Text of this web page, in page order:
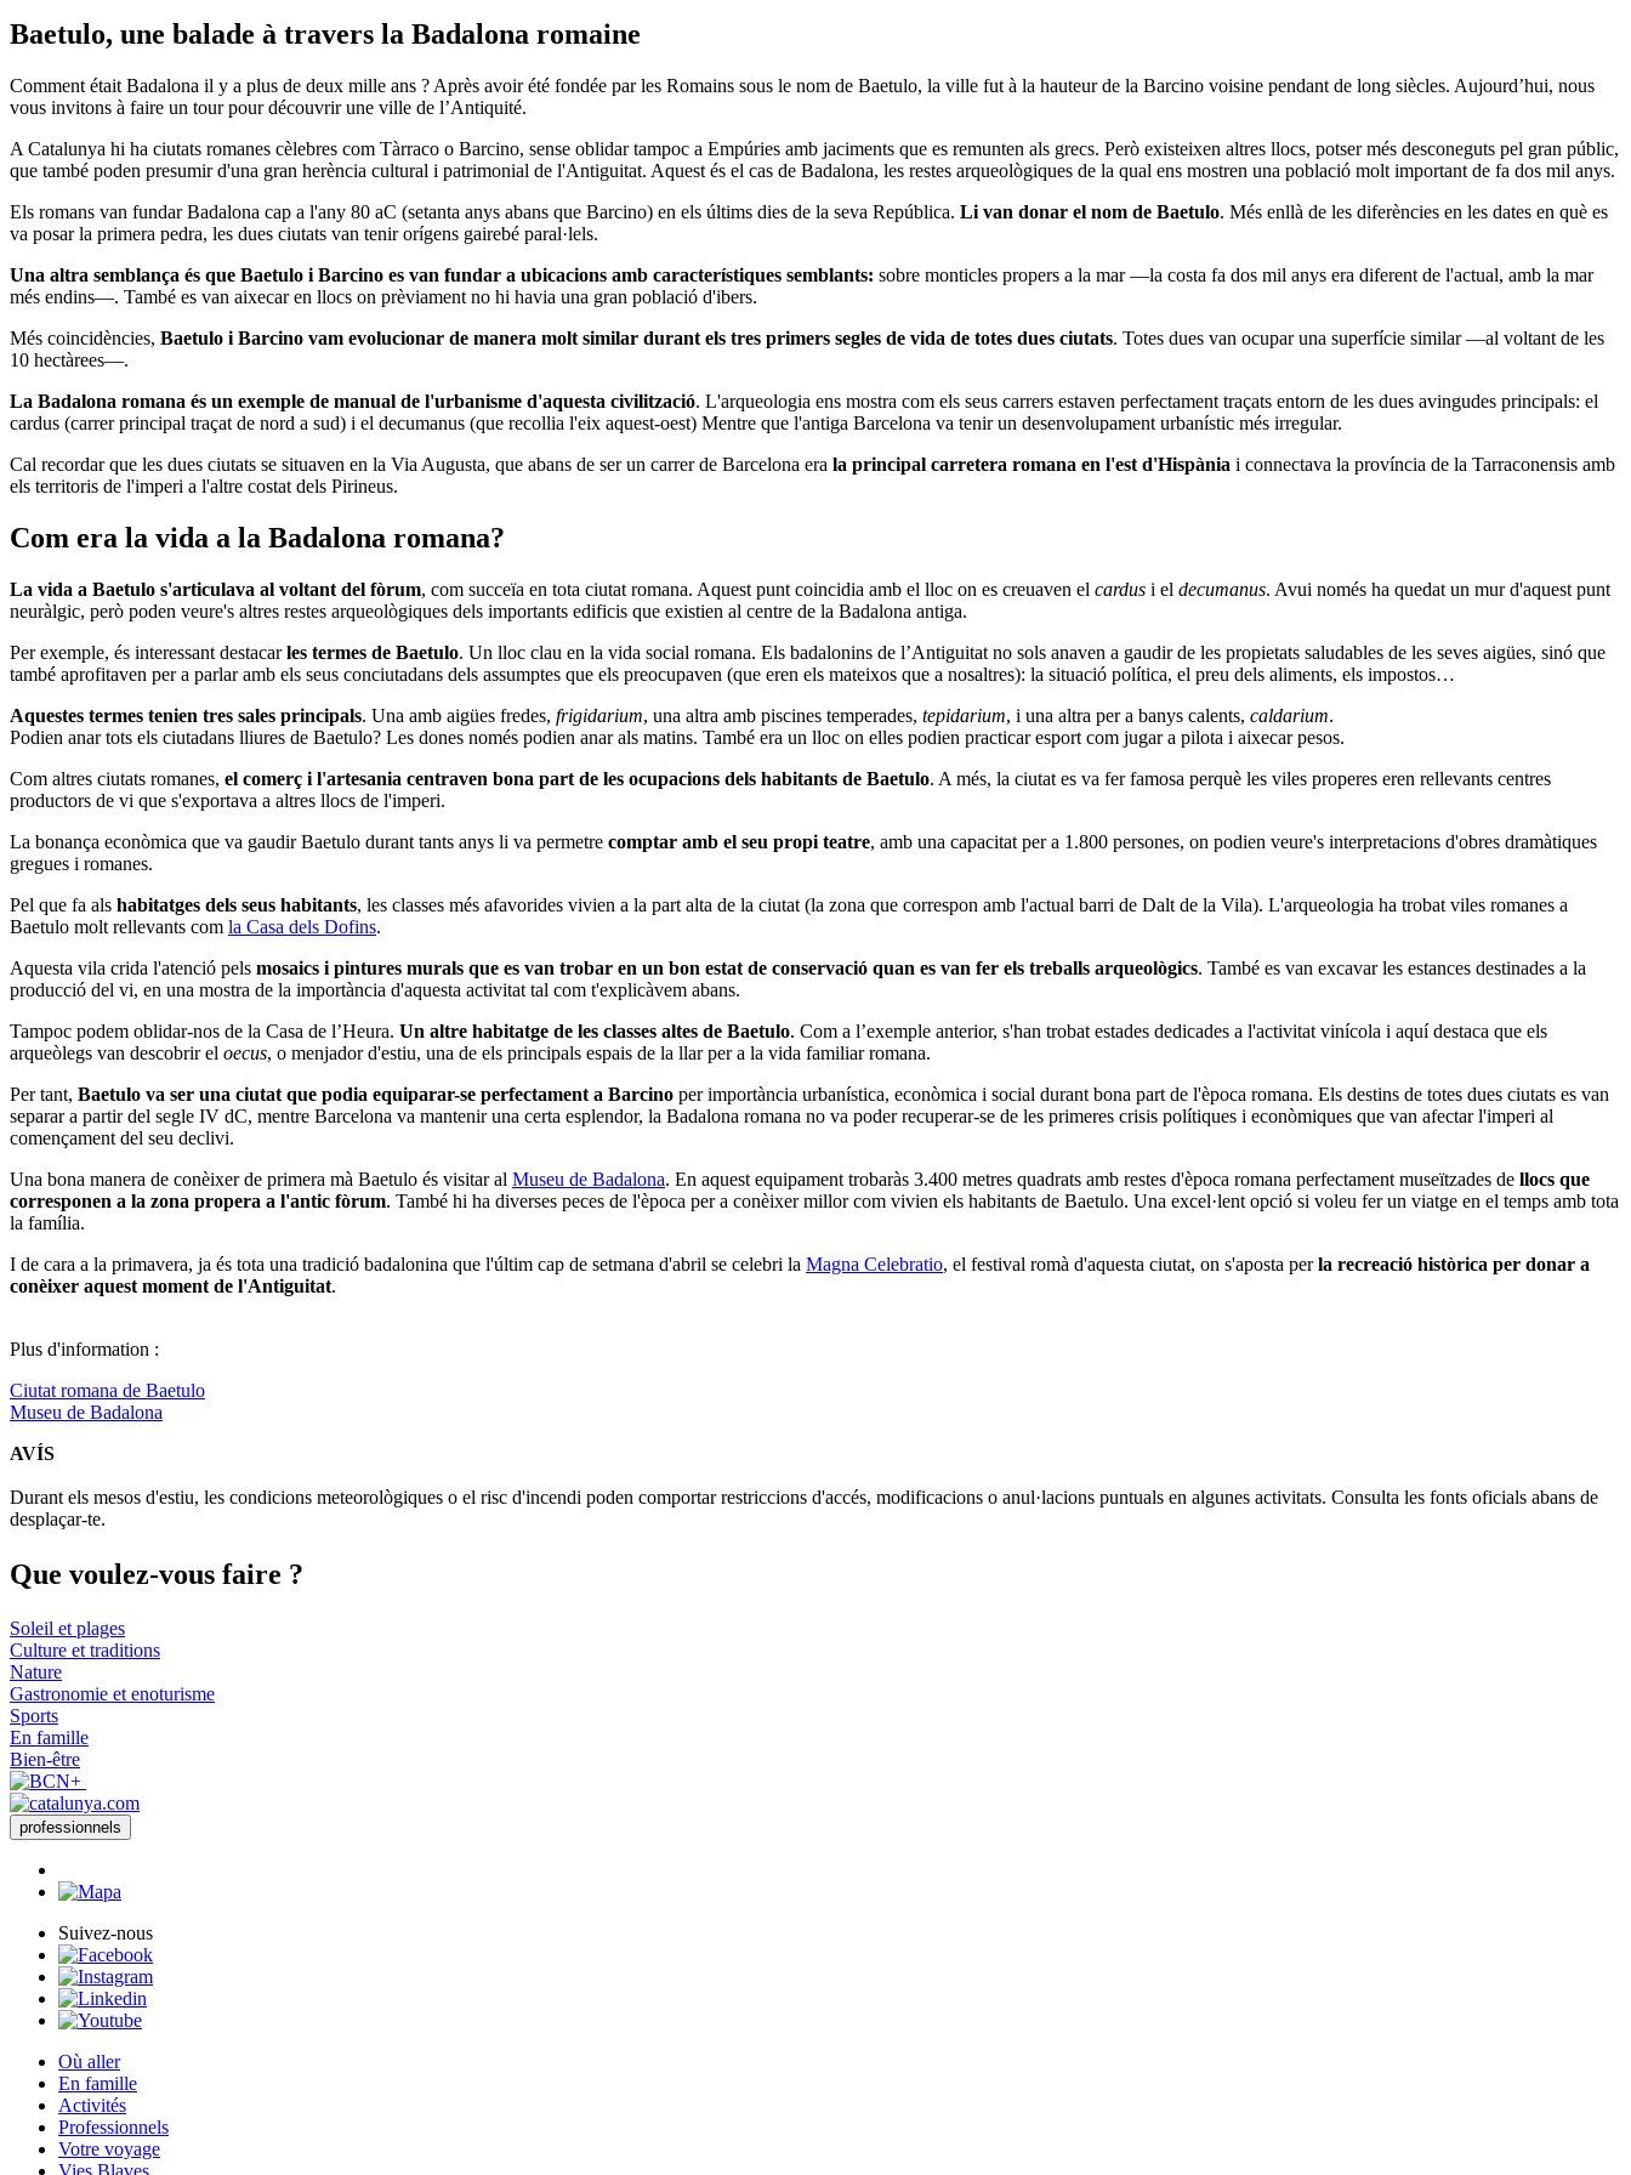
Baetulo, une balade à travers la Badalona romaine
Comment était Badalona il y a plus de deux mille ans ? Après avoir été fondée par les Romains sous le nom de Baetulo, la ville fut à la hauteur de la Barcino voisine pendant de long siècles. Aujourd’hui, nous
vous invitons à faire un tour pour découvrir une ville de l’Antiquité.
A Catalunya hi ha ciutats romanes cèlebres com Tàrraco o Barcino, sense oblidar tampoc a Empúries amb jaciments que es remunten als grecs. Però existeixen altres llocs, potser més desconeguts pel gran públic,
que també poden presumir d'una gran herència cultural i patrimonial de l'Antiguitat. Aquest és el cas de Badalona, les restes arqueològiques de la qual ens mostren una població molt important de fa dos mil anys.
Els romans van fundar Badalona cap a l'any 80 aC (setanta anys abans que Barcino) en els últims dies de la seva República. Li van donar el nom de Baetulo. Més enllà de les diferències en les dates en què es
va posar la primera pedra, les dues ciutats van tenir orígens gairebé paral·lels.
Una altra semblança és que Baetulo i Barcino es van fundar a ubicacions amb característiques semblants: sobre monticles propers a la mar —la costa fa dos mil anys era diferent de l'actual, amb la mar
més endins—. També es van aixecar en llocs on prèviament no hi havia una gran població d'ibers.
Més coincidències, Baetulo i Barcino vam evolucionar de manera molt similar durant els tres primers segles de vida de totes dues ciutats. Totes dues van ocupar una superfície similar —al voltant de les
10 hectàrees—.
La Badalona romana és un exemple de manual de l'urbanisme d'aquesta civilització. L'arqueologia ens mostra com els seus carrers estaven perfectament traçats entorn de les dues avingudes principals: el
cardus (carrer principal traçat de nord a sud) i el decumanus (que recollia l'eix aquest-oest) Mentre que l'antiga Barcelona va tenir un desenvolupament urbanístic més irregular.
Cal recordar que les dues ciutats se situaven en la Via Augusta, que abans de ser un carrer de Barcelona era la principal carretera romana en l'est d'Hispània i connectava la província de la Tarraconensis amb
els territoris de l'imperi a l'altre costat dels Pirineus.
Com era la vida a la Badalona romana?
La vida a Baetulo s'articulava al voltant del fòrum, com succeïa en tota ciutat romana. Aquest punt coincidia amb el lloc on es creuaven el cardus i el decumanus. Avui només ha quedat un mur d'aquest punt
neuràlgic, però poden veure's altres restes arqueològiques dels importants edificis que existien al centre de la Badalona antiga.
Per exemple, és interessant destacarles termes de Baetulo. Un lloc clau en la vida social romana. Els badalonins de l’Antiguitat no sols anaven a gaudir de les propietats saludables de les seves aigües, sinó que
també aprofitaven per a parlar amb els seus conciutadans dels assumptes que els preocupaven (que eren els mateixos que a nosaltres): la situació política, el preu dels aliments, els impostos…
Aquestes termes tenien tres sales principals. Una amb aigües fredes, frigidarium, una altra amb piscines temperades, tepidarium, i una altra per a banys calents, caldarium.
Podien anar tots els ciutadans lliures de Baetulo? Les dones només podien anar als matins. També era un lloc on elles podien practicar esport com jugar a pilota i aixecar pesos.
Com altres ciutats romanes, el comerç i l'artesania centraven bona part de les ocupacions dels habitants de Baetulo. A més, la ciutat es va fer famosa perquè les viles properes eren rellevants centres
productors de vi que s'exportava a altres llocs de l'imperi.
La bonança econòmica que va gaudir Baetulo durant tants anys li va permetre comptar amb el seu propi teatre, amb una capacitat per a 1.800 persones, on podien veure's interpretacions d'obres dramàtiques
gregues i romanes.
Pel que fa als habitatges dels seus habitants, les classes més afavorides vivien a la part alta de la ciutat (la zona que correspon amb l'actual barri de Dalt de la Vila). L'arqueologia ha trobat viles romanes a
Baetulo molt rellevants com la Casa dels Dofins.
Aquesta vila crida l'atenció pels mosaics i pintures murals que es van trobar en un bon estat de conservació quan es van fer els treballs arqueològics. També es van excavar les estances destinades a la
producció del vi, en una mostra de la importància d'aquesta activitat tal com t'explicàvem abans.
Tampoc podem oblidar-nos de la Casa de l’Heura. Un altre habitatge de les classes altes de Baetulo. Com a l’exemple anterior, s'han trobat estades dedicades a l'activitat vinícola i aquí destaca que els
arqueòlegs van descobrir el oecus, o menjador d'estiu, una de els principals espais de la llar per a la vida familiar romana.
Per tant, Baetulo va ser una ciutat que podia equiparar-se perfectament a Barcino per importància urbanística, econòmica i social durant bona part de l'època romana. Els destins de totes dues ciutats es van
separar a partir del segle IV dC, mentre Barcelona va mantenir una certa esplendor, la Badalona romana no va poder recuperar-se de les primeres crisis polítiques i econòmiques que van afectar l'imperi al
començament del seu declivi.
Una bona manera de conèixer de primera mà Baetulo és visitar al Museu de Badalona. En aquest equipament trobaràs 3.400 metres quadrats amb restes d'època romana perfectament museïtzades de llocs que
corresponen a la zona propera a l'antic fòrum. També hi ha diverses peces de l'època per a conèixer millor com vivien els habitants de Baetulo. Una excel·lent opció si voleu fer un viatge en el temps amb tota
la família.
I de cara a la primavera, ja és tota una tradició badalonina que l'últim cap de setmana d'abril se celebri la Magna Celebratio, el festival romà d'aquesta ciutat, on s'aposta perla recreació històrica per donar a
conèixer aquest moment de l'Antiguitat.
Plus d'information :
Ciutat romana de Baetulo
Museu de Badalona
AVÍS
Durant els mesos d'estiu, les condicions meteorològiques o el risc d'incendi poden comportar restriccions d'accés, modificacions o anul·lacions puntuals en algunes activitats. Consulta les fonts oficials abans de
desplaçar-te.
Que voulez-vous faire ?
Soleil et plages
Culture et traditions
Nature
Gastronomie et enoturisme
Sports
En famille
Bien-être
professionnels
Suivez-nous
Où aller
En famille
Activités
Professionnels
Votre voyage